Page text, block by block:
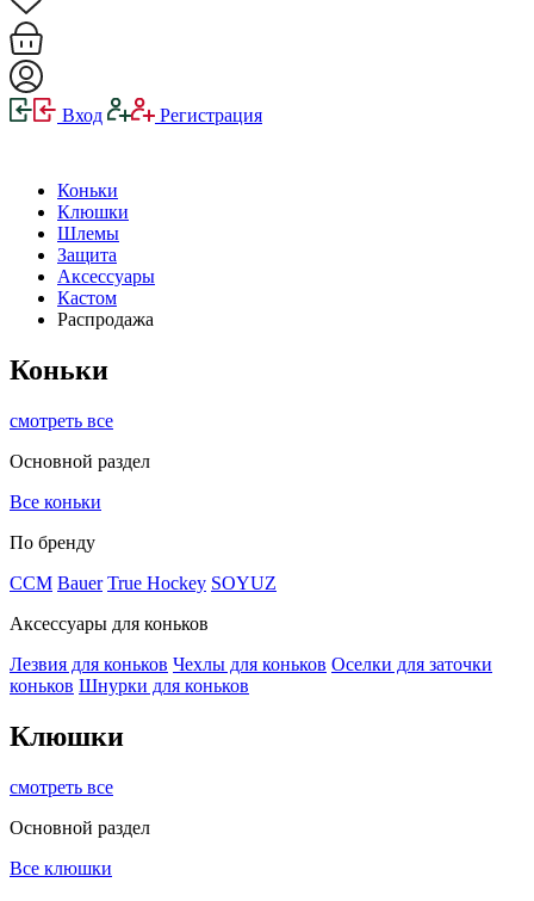
Вход Регистрация
Коньки
Клюшки
Шлемы
Защита
Аксессуары
Кастом
Распродажа
Коньки
смотреть все
Основной раздел
Все коньки
По бренду
ССМ Bauer True Hockey SOYUZ
Аксессуары для коньков
Лезвия для коньков Чехлы для коньков Оселки для заточки
коньков Шнурки для коньков
Клюшки
смотреть все
Основной раздел
Все клюшки